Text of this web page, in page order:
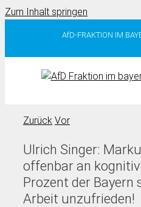
Zum Inhalt springen
AfD-FRAKTION IM
Zurück Vor
Ulrich Singer:
offenbar an
Prozent der Bayern
Arbeit unzufrieden!